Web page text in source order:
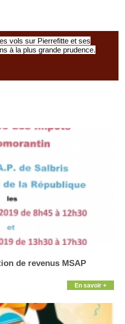
vols sur Pierrefitte et ses
à la plus grande prudence.
de revenus MSAP
En savoir +